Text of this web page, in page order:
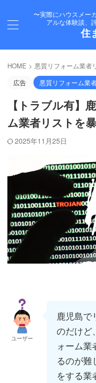
〜実際にハウスメー
アルな体験談、
住
HOME > 悪質リフォーム業者
広告
悪質リフォーム業
【トラブル有】
ム業者リストを暴
2025年11月25日
ユーザー
鹿児島で
のだけど
ォーム業
るのが難
をする業